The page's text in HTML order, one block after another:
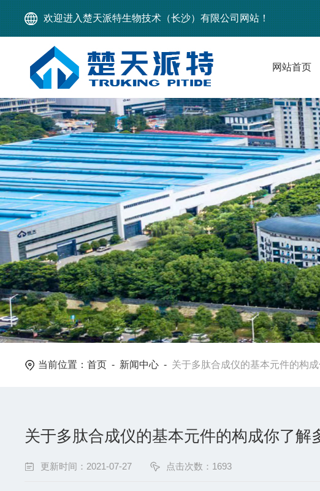
欢迎进入楚天派特生物技术（长沙）有限公司网站！
网站首页
当前位置：首页 - 新闻中心 - 关于多肽合成仪的基本元件的构
关于多肽合成仪的基本元件的构成你了解
更新时间：2021-07-27 点击次数：1693